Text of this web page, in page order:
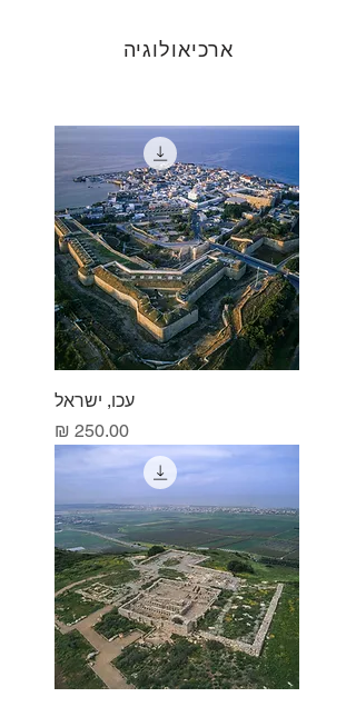
ארכיאולוגיה
עכו, ישראל
מחיר